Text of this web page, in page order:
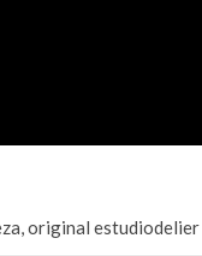
original estudiodelier